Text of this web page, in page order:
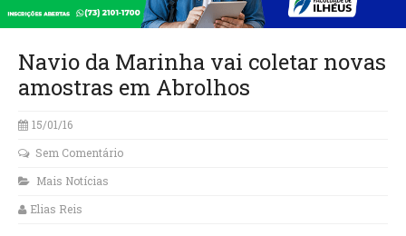
Navio da Marinha vai coletar novas
amostras em Abrolhos
15/01/16
Sem Comentário
Mais Notícias
Elias Reis